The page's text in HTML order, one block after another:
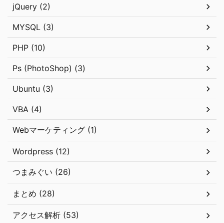
jQuery (2)
MYSQL (3)
PHP (10)
Ps (PhotoShop) (3)
Ubuntu (3)
VBA (4)
Webマーケティング (1)
Wordpress (12)
つまみぐい (26)
まとめ (28)
アクセス解析 (53)